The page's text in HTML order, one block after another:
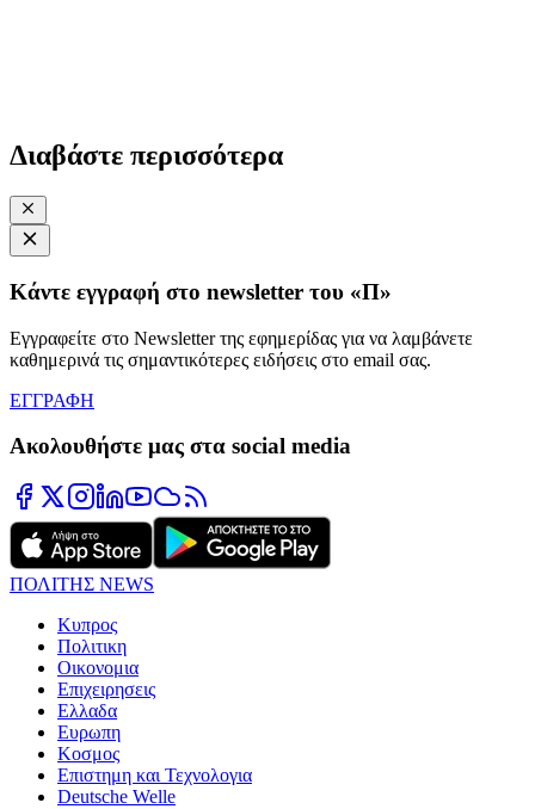
Διαβάστε περισσότερα
Κάντε εγγραφή στο newsletter του «Π»
Εγγραφείτε στο Newsletter της εφημερίδας για να λαμβάνετε
καθημερινά τις σημαντικότερες ειδήσεις στο email σας.
ΕΓΓΡΑΦΗ
Ακολουθήστε μας στα social media
ΠΟΛΙΤΗΣ NEWS
Κυπρος
Πολιτικη
Οικονομια
Επιχειρησεις
Ελλαδα
Ευρωπη
Κοσμος
Επιστημη και Τεχνολογια
Deutsche Welle